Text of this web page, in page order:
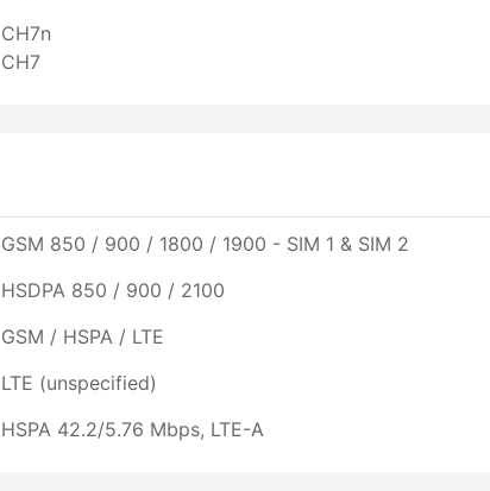
CH7n
CH7
GSM 850 / 900 / 1800 / 1900 - SIM 1 & SIM 2
HSDPA 850 / 900 / 2100
GSM / HSPA / LTE
LTE (unspecified)
HSPA 42.2/5.76 Mbps, LTE-A